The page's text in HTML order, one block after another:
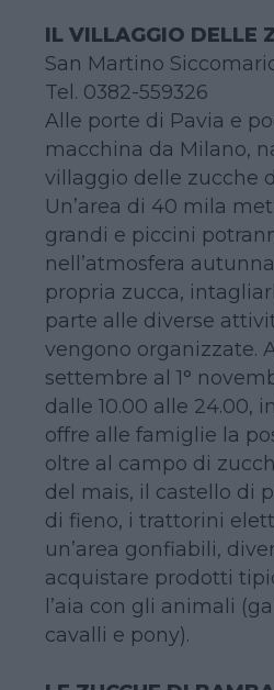
IL VILLAGGIO DELLE
San Martino
Tel. 0382-559326
Alle porte di Pavia e
macchina da Milano,
villaggio delle zucche
Un’area di 40 mila
grandi e piccini
nell’atmosfera
propria zucca,
parte alle diverse
vengono organizzate.
settembre al 1°
dalle 10.00 alle 24.00,
offre alle famiglie la
oltre al campo di
del mais, il castello di
di fieno, i trattorini
un’area gonfiabili,
acquistare prodotti
l’aia con gli animali
cavalli e pony).